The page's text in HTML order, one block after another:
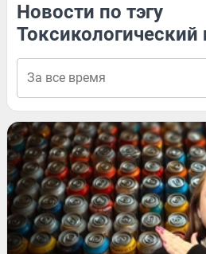
Новости по тэгу
Токсикологический